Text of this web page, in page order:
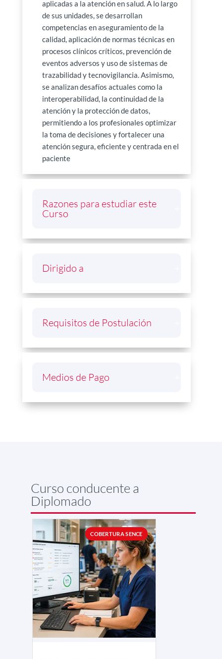
aplicadas a la atención en salud. A lo largo
de sus unidades, se desarrollan
competencias en aseguramiento de la
calidad, aplicación de normas técnicas en
procesos clínicos críticos, prevención de
eventos adversos y uso de sistemas de
trazabilidad y tecnovigilancia. Asimismo,
se analizan desafíos actuales como la
interoperabilidad, la continuidad de la
atención y la protección de datos,
permitiendo a los profesionales optimizar
la toma de decisiones y fortalecer una
atención segura, eficiente y centrada en el
paciente
Razones para estudiar este
Curso
Dirigido a
Requisitos de Postulación
Medios de Pago
Curso conducente a
Diplomado
COBERTURA SENCE